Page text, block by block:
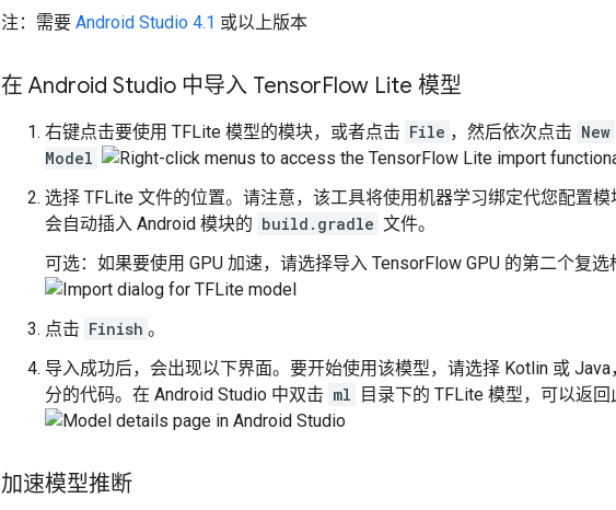
注：需要 Android Studio 4.1 或以上版本
在 Android Studio 中导入 TensorFlow Lite 模型
右键点击要使用 TFLite 模型的模块，或者点击 File ，然后依次点击 New
Model
选择 TFLite 文件的位置。请注意，该工具将使用机器学习绑定代您配置
会自动插入 Android 模块的 build.gradle 文件。
可选：如果要使用 GPU 加速，请选择导入 TensorFlow GPU 的第二个复选
点击 Finish 。
导入成功后，会出现以下界面。要开始使用该模型，请选择 Kotlin 或
分的代码。在 Android Studio 中双击 ml 目录下的 TFLite 模型，可以返
加速模型推断